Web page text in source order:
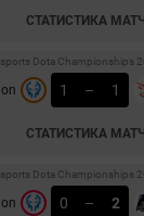
СТАТИСТИКА
Dota Championships
1 – 1
СТАТИСТИКА
Dota Championships
0 – 2